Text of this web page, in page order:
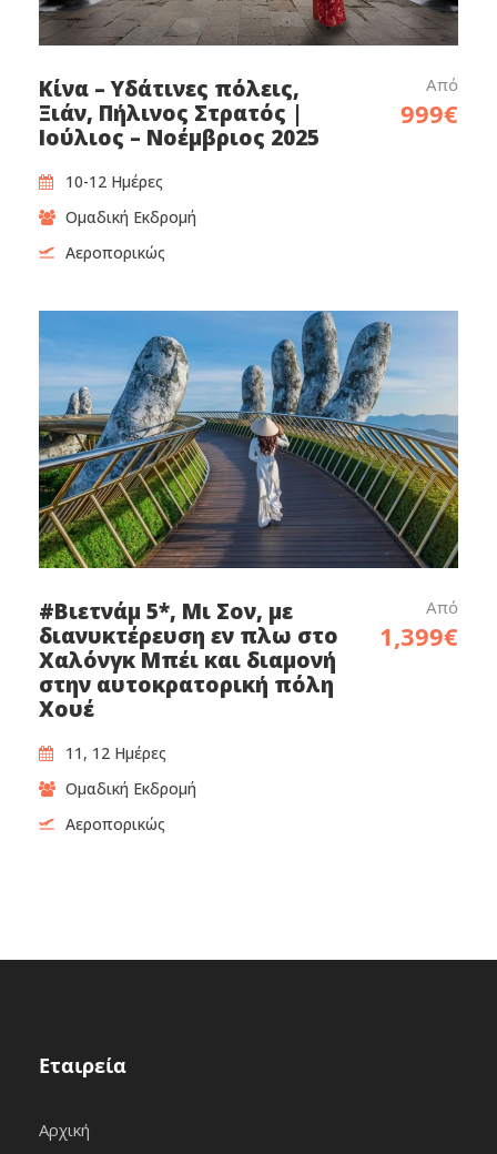
Κίνα – Υδάτινες πόλεις,
Ξιάν, Πήλινος Στρατός |
Ιούλιος – Νοέμβριος 2025
Από
999€
10-12 Ημέρες
Ομαδική Εκδρομή
Αεροπορικώς
#Βιετνάμ 5*, Μι Σον, με
διανυκτέρευση εν πλω στο
Χαλόνγκ Μπέι και διαμονή
στην αυτοκρατορική πόλη
Χουέ
Από
1,399€
11, 12 Ημέρες
Ομαδική Εκδρομή
Αεροπορικώς
Εταιρεία
Αρχική